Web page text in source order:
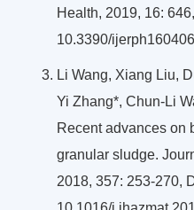
Health, 2019, 16:
10.3390/
Li Wang, Xiang Liu,
Yi Zhang*, Chun-Li
Recent advances on
granular sludge.
2018, 357: 253-270,